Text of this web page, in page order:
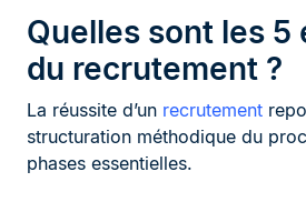
Quelles sont les 5
du recrutement ?
La réussite d’un recrutement
structuration méthodique du
phases essentielles.